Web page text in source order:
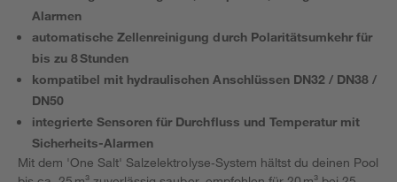
Alarmen
automatische Zellenreinigung durch Polaritätsumkehr für
bis zu 8 Stunden
kompatibel mit hydraulischen Anschlüssen DN32 / DN38 /
DN50
integrierte Sensoren für Durchfluss und Temperatur mit
Sicherheits-Alarmen
Mit dem 'One Salt' Salzelektrolyse‑System hältst du deinen Pool